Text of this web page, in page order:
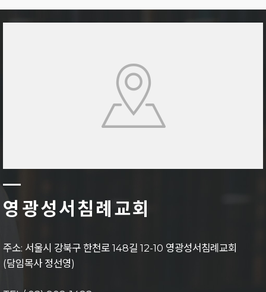
영광성서침례교회
주소: 서울시 강북구 한천로 148길 12-10 영광성서침례교회
(담임목사 정선영)